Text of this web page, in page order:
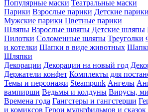
Популярные маски Театральные маски
Парики Взрослые парики Детские парики
Мужские парики Цветные парики
Шляпы Взрослые шляпы Детские шляпы
Пилотки Соломенные шляпы Треуголки
и котелки Шапки в виде животных
Шляпки
Декорации Декорации на новый год
Держатели конфет Комплекты для
Темы и персонажи Steampunk Ангелы
вампирши Ведьмы и колдуны Вирусы,
Времена года Гангстеры и гангстерши
и комиксов Герои мультфильмов и сказок